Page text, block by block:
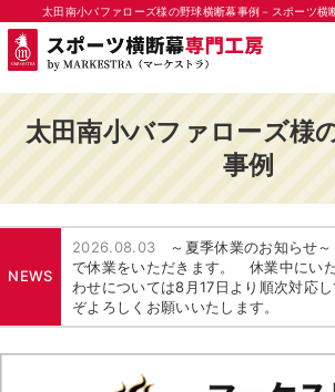
太田南小バファローズ様の野球横断幕事例－スポーツ横
太田南小バファローズ様
事例
NEWS
2026.08.03
～夏季休業のお知らせ
で休業をいただきます。 休業中にい
わせについては8月17日より順次対応
ぞよろしくお願いいたします。